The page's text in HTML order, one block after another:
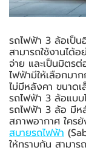
รถไฟฟ้า 3 ล้อเป็
สามารถใช้งานได้
จ่าย และเป็นมิตร
ไฟฟ้ามีให้เลือกมา
ไม่มีหลังคา ขนาดเ
รถไฟฟ้า 3 ล้อแบบ
รถไฟฟ้า 3 ล้อ มีห
สภาพอากาศ ใครยั
สบายรถไฟฟ้า
ให้ทราบกัน สามา